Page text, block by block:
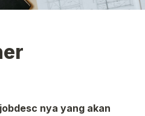
nya yang akan